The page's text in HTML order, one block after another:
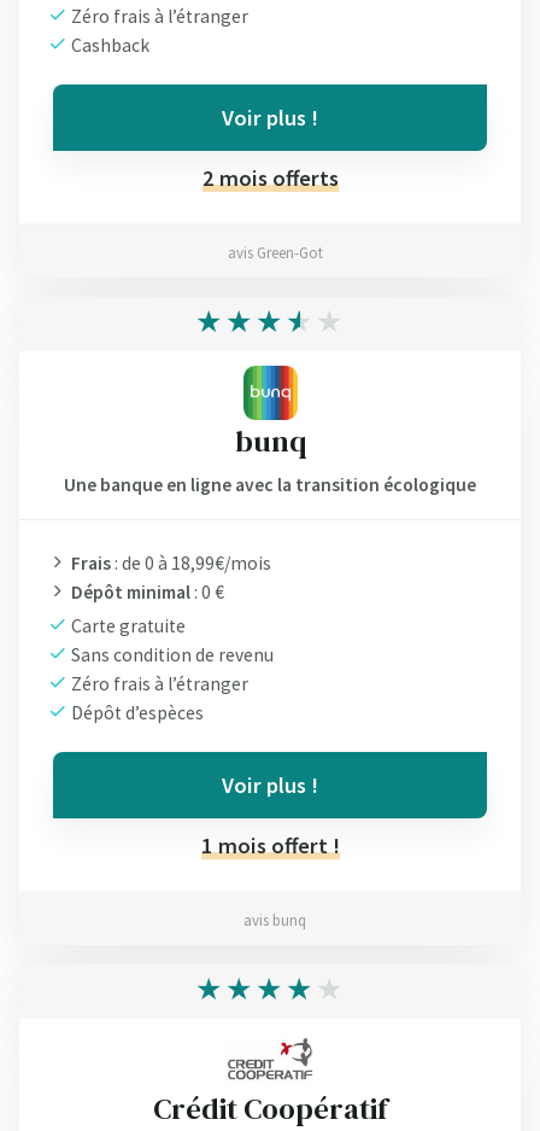
Zéro frais à l’étranger
Cashback
Voir plus !
2 mois offerts
avis Green-Got
bunq
Une banque en ligne avec la transition écologique
Frais : de 0 à 18,99€/mois
Dépôt minimal : 0 €
Carte gratuite
Sans condition de revenu
Zéro frais à l’étranger
Dépôt d’espèces
Voir plus !
1 mois offert !
avis bunq
Crédit Coopératif